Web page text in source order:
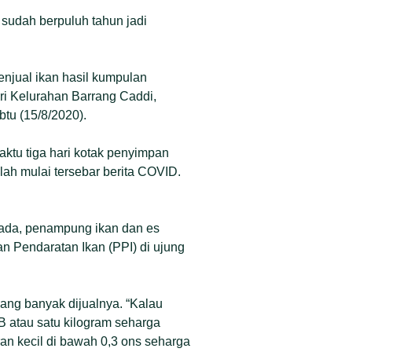
berpuluh tahun jadi
ikan hasil kumpulan
Kelurahan Barrang Caddi,
(15/8/2020).
tiga hari kotak penyimpan
mulai tersebar berita COVID.
penampung ikan dan es
Pendaratan Ikan (PPI) di ujung
banyak dijualnya. “Kalau
atau satu kilogram seharga
kecil di bawah 0,3 ons seharga